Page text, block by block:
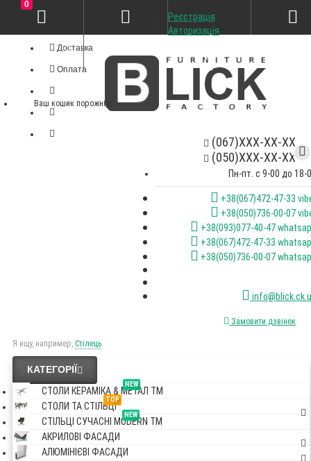
Доставка
Оплата
(067)XXX-XX-XX
(050)XXX-XX-XX
Пн-пт. с 9-00 до 18-
+38(067)472-47-33
+38(050)736-00-07
+38(093)077-40-47
+38(067)472-47-33
+38(050)736-00-07
Замовити дзвінок
Я ищу, например, Стілець
Реєстрація
Авторизація
0
Ваш кошик порожній!
КАТЕГОРІЇ
NEW
СТОЛИ КЕРАМІКА & МЕТАЛ TM
TOP
СТОЛИ ТА СТІЛЬЦІ
NEW
СТІЛЬЦІ СУЧАСНІ MODERN TM
АКРИЛОВІ ФАСАДИ
АЛЮМІНІЄВІ ФАСАДИ